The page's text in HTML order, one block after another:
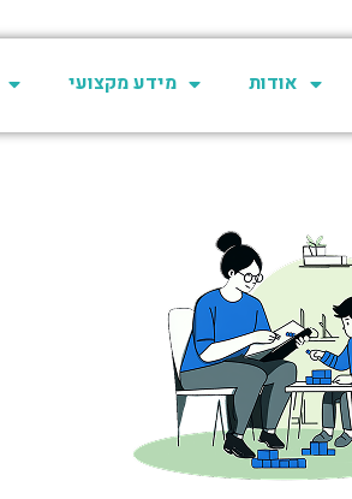
מידע מקצועי אודות